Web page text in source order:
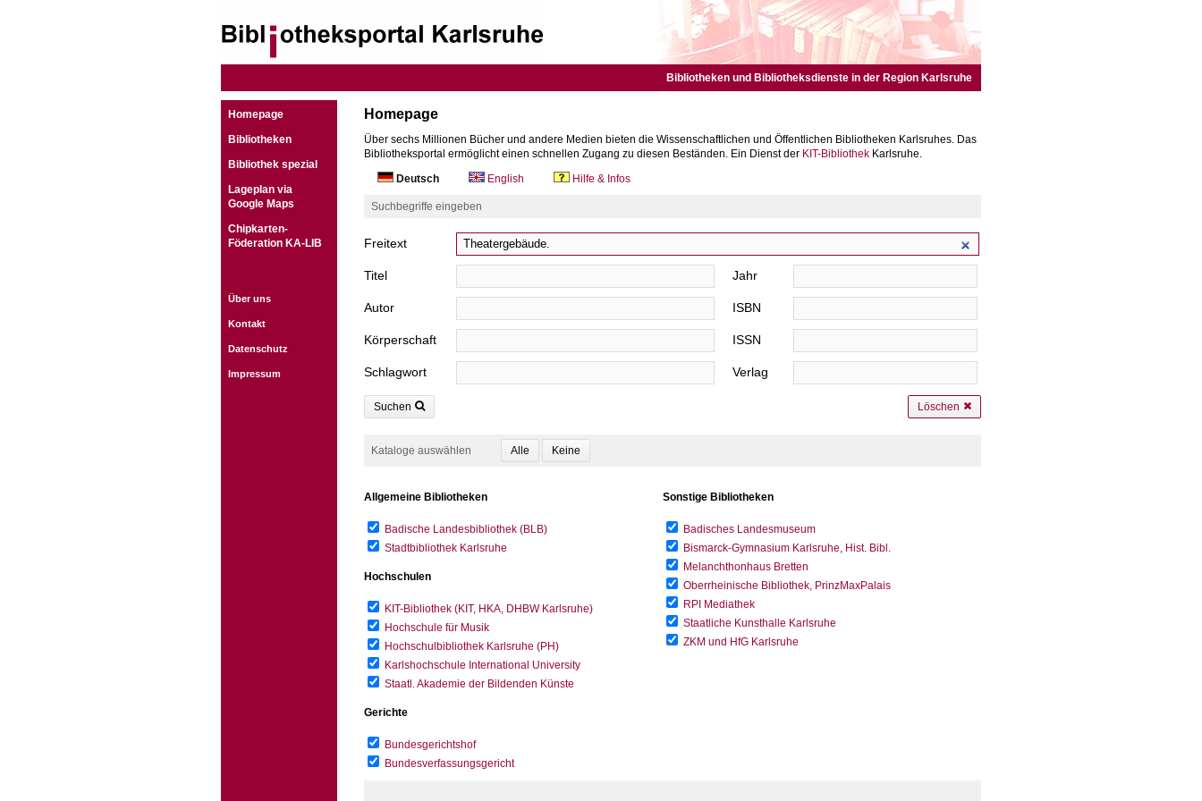
Bibliotheken und Bibliotheksdienste in der Region Karlsruhe
Homepage
Bibliotheken
Bibliothek spezial
Lageplan via
Google Maps
Chipkarten-
Föderation KA-LIB
Über uns
Kontakt
Datenschutz
Impressum
Homepage
Über sechs Millionen Bücher und andere Medien bieten die Wissenschaftlichen und Öffentlichen Bibliotheken Karlsruhes. Das
Bibliotheksportal ermöglicht einen schnellen Zugang zu diesen Beständen. Ein Dienst der KIT-Bibliothek Karlsruhe.
Deutsch
English Hilfe & Infos
Suchbegriffe eingeben
Freitext
Titel
Autor
Körperschaft
Schlagwort
Jahr
ISBN
ISSN
Verlag
Suchen Löschen
Kataloge auswählen
Allgemeine Bibliotheken
Badische Landesbibliothek (BLB)
Stadtbibliothek Karlsruhe
Hochschulen
KIT-Bibliothek (KIT, HKA, DHBW Karlsruhe)
Hochschule für Musik
Hochschulbibliothek Karlsruhe (PH)
Karlshochschule International University
Staatl. Akademie der Bildenden Künste
Gerichte
Bundesgerichtshof
Bundesverfassungsgericht
Sonstige Bibliotheken
Badisches Landesmuseum
Bismarck-Gymnasium Karlsruhe, Hist. Bibl.
Melanchthonhaus Bretten
Oberrheinische Bibliothek, PrinzMaxPalais
RPI Mediathek
Staatliche Kunsthalle Karlsruhe
ZKM und HfG Karlsruhe